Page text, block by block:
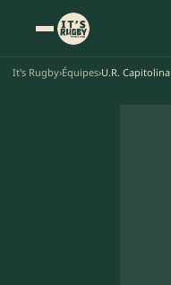
It's Rugby›Équipes›U.R. Capitolina